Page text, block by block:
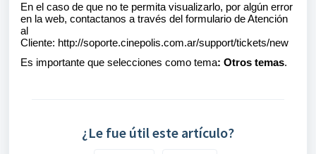
En el caso de que no te permita visualizarlo, por algún error
en la web, contactanos a través del formulario de Atención
al
Cliente: http://soporte.cinepolis.com.ar/support/tickets/new
Es importante que selecciones como tema: Otros temas.
¿Le fue útil este artículo?